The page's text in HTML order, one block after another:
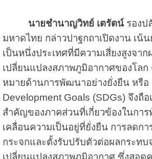
นายชำนาญวิทย์ เตรัตน์รองป
มหาดไทย กล่าวปาฐกถาเปิดงาน เน้น
เป็นหนึ่งประเทศที่มีความเสี่ยงสูงจา
เปลี่ยนแปลงสภาพภูมิอากาศของโลก
หมายด้านการพัฒนาอย่างยั่งยืน หรือ
Development Goals (SDGs) จึงถื
สำคัญของภาคส่วนที่เกี่ยวข้องในกา
เคลื่อนความเป็นอยู่ที่ยั่งยืน การลดก
กระจกและตั้งรับปรับตัวต่อผลกระทบ
เปลี่ยนแปลงสภาพภูมิอากาศ ซึ่งสอด